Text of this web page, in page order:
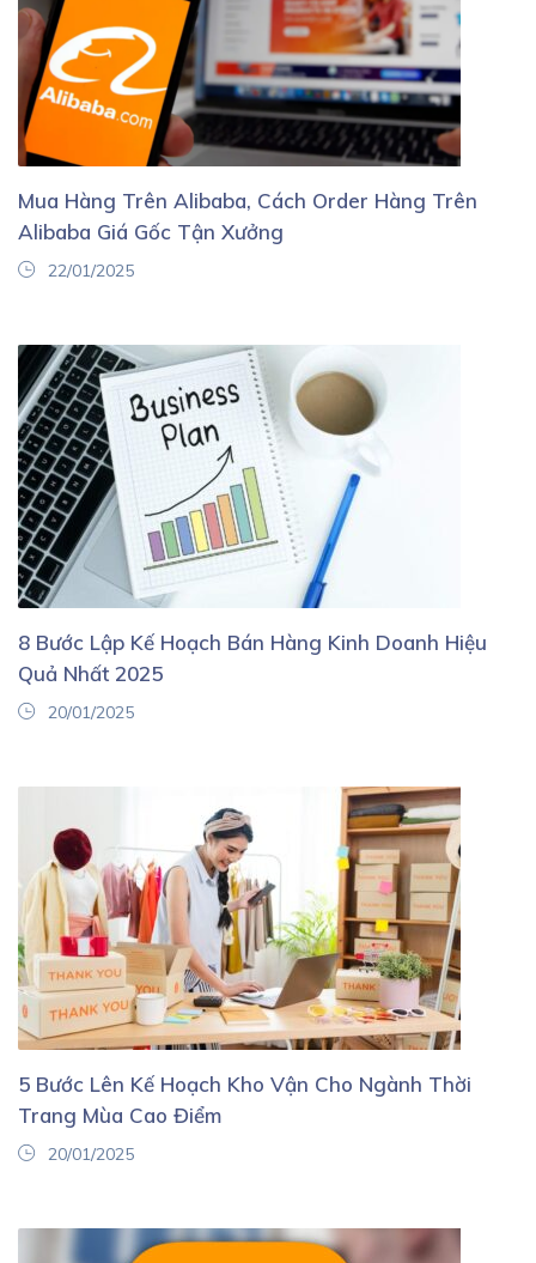
Mua Hàng Trên Alibaba, Cách Order Hàng Trên
Alibaba Giá Gốc Tận Xưởng
22/01/2025
8 Bước Lập Kế Hoạch Bán Hàng Kinh Doanh Hiệu
Quả Nhất 2025
20/01/2025
5 Bước Lên Kế Hoạch Kho Vận Cho Ngành Thời
Trang Mùa Cao Điểm
20/01/2025